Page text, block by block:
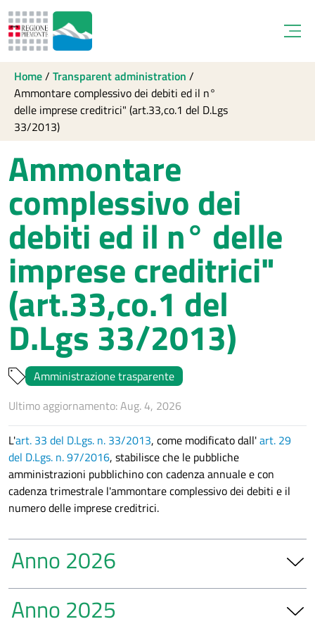
Home/ Transparent administration /
Ammontare complessivo dei debiti ed il n°
delle imprese creditrici" (art.33,co.1 del D.Lgs
33/2013)
Ammontare
complessivo dei
debiti ed il n° delle
imprese creditrici"
(art.33,co.1 del
D.Lgs 33/2013)
Amministrazione trasparente
Ultimo aggiornamento: Aug. 4, 2026
L'art. 33 del D.Lgs. n. 33/2013, come modificato dall'art. 29
del D.Lgs. n. 97/2016, stabilisce che le pubbliche
amministrazioni pubblichino con cadenza annuale e con
cadenza trimestrale l'ammontare complessivo dei debiti e il
numero delle imprese creditrici.
Anno 2026
Prospetto ammontare dei debiti 2° trimestre 2026
Anno 2025